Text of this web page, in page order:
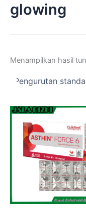
glowing
Menampilkan hasil